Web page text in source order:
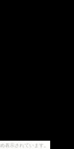
表示されています。